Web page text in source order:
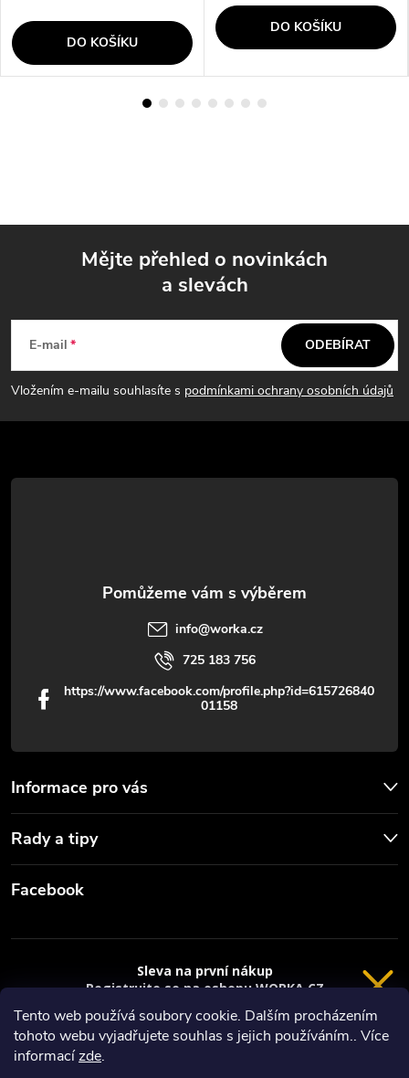
Tento web používá soubory cookie. Dalším procházením
tohoto webu vyjadřujete souhlas s jejich používáním.. Více
informacízde.
DO KOŠÍKU
DO KOŠÍKU
p
a
t
Mějte přehled o novinkách
a slevách
E-mail
Vložením e-mailu souhlasíte s podmínkami ochrany osobních údajů
ODEBÍRAT
Informace pro vás
Rady a tipy
info@worka.cz
725 183 756
https://www.facebook.com/profile.php?id=615726840
01158
Facebook
Copyright 2026
VRÁCENÍ 14 DNÍ
Sleva na první nákup
Registrujte se na eshopu WORKA.CZ
sleva 100 Kč* na nákup je Vaše.
Registrace